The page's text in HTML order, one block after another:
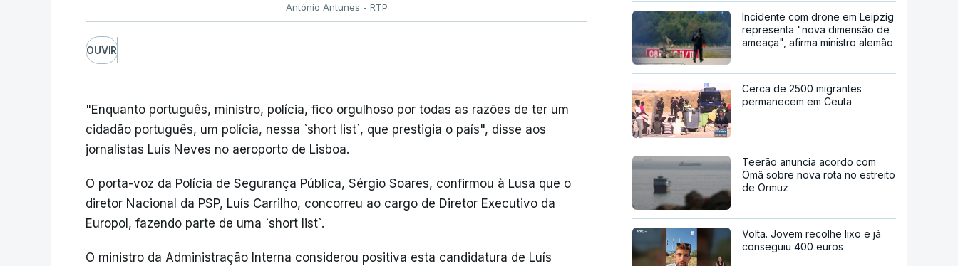
António Antunes - RTP
OUVIR
"Enquanto português, ministro, polícia, fico orgulhoso por todas as razões de ter um
cidadão português, um polícia, nessa `short list`, que prestigia o país", disse aos
jornalistas Luís Neves no aeroporto de Lisboa.
O porta-voz da Polícia de Segurança Pública, Sérgio Soares, confirmou à Lusa que o
diretor Nacional da PSP, Luís Carrilho, concorreu ao cargo de Diretor Executivo da
Europol, fazendo parte de uma `short list`.
O ministro da Administração Interna considerou positiva esta candidatura de Luís
Incidente com drone em Leipzig
representa "nova dimensão de
ameaça", afirma ministro alemão
Cerca de 2500 migrantes
permanecem em Ceuta
Teerão anuncia acordo com
Omã sobre nova rota no estreito
de Ormuz
Volta. Jovem recolhe lixo e já
conseguiu 400 euros